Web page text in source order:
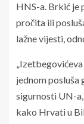
HNS-a. Brkić je
pročita ili
lažne vijesti,
jednom posluša
sigurnosti UN-
kako Hrvati u